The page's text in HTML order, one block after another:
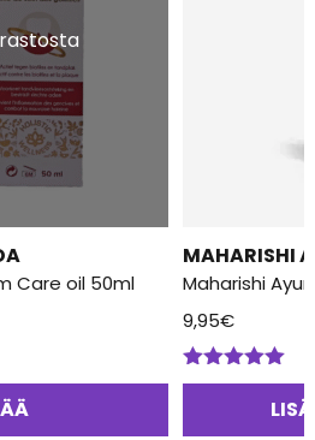
Care oil 50ml
MAHARISHI
Maharishi
9,95€
Arvostelu